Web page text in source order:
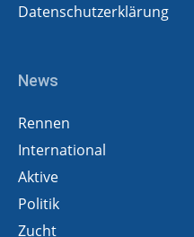
Datenschutzerklärung
News
Rennen
International
Aktive
Politik
Zucht